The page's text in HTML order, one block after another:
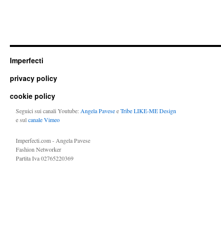
Imperfecti
privacy policy
cookie policy
Seguici sui canali Youtube: Angela PaveseeTribe LIKE-ME Design
e sulcanale Vimeo
Imperfecti.com - Angela Pavese
Fashion Networker
Partita Iva 02765220369